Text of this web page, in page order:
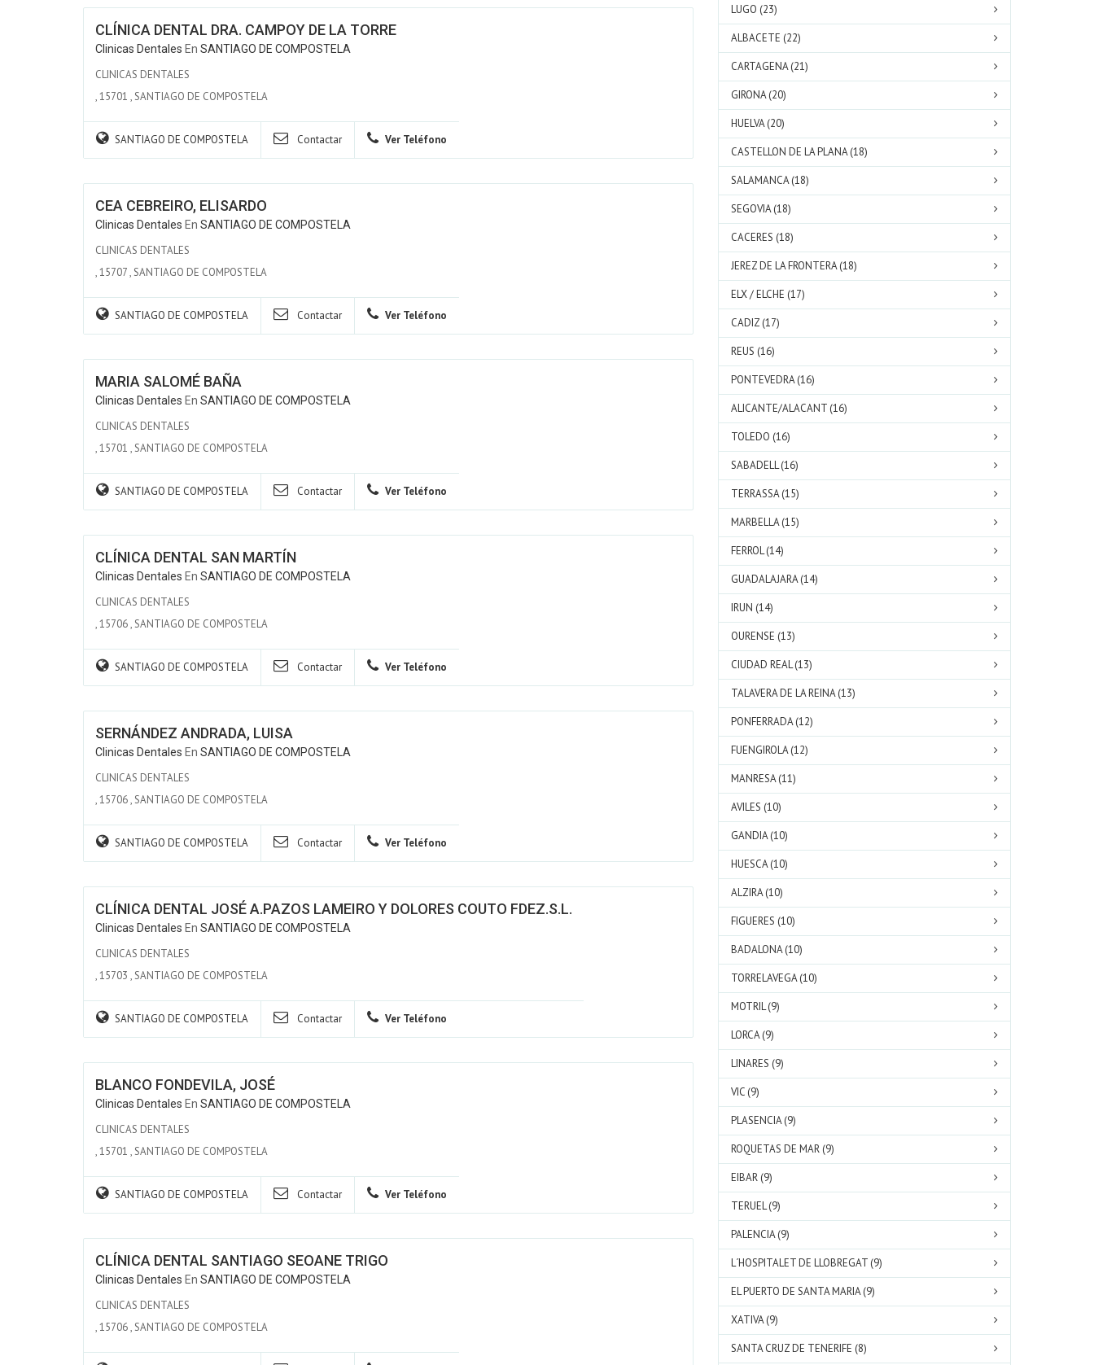
CLÍNICA DENTAL DRA. CAMPOY DE LA TORRE
Clinicas Dentales En SANTIAGO DE COMPOSTELA
CLINICAS DENTALES
,15701 ,SANTIAGO DE COMPOSTELA
SANTIAGO DE COMPOSTELA Contactar Ver Teléfono
CEA CEBREIRO, ELISARDO
Clinicas Dentales En SANTIAGO DE COMPOSTELA
CLINICAS DENTALES
,15707,SANTIAGO DE COMPOSTELA
SANTIAGO DE COMPOSTELA Contactar Ver Teléfono
MARIA SALOMÉ BAÑA
Clinicas Dentales En SANTIAGO DE COMPOSTELA
CLINICAS DENTALES
,15701 ,SANTIAGO DE COMPOSTELA
SANTIAGO DE COMPOSTELA Contactar Ver Teléfono
CLÍNICA DENTAL SAN MARTÍN
Clinicas Dentales En SANTIAGO DE COMPOSTELA
CLINICAS DENTALES
,15706,SANTIAGO DE COMPOSTELA
SANTIAGO DE COMPOSTELA Contactar Ver Teléfono
SERNÁNDEZ ANDRADA, LUISA
Clinicas Dentales En SANTIAGO DE COMPOSTELA
CLINICAS DENTALES
,15706,SANTIAGO DE COMPOSTELA
SANTIAGO DE COMPOSTELA Contactar Ver Teléfono
CLÍNICA DENTAL JOSÉ A.PAZOS LAMEIRO Y DOLORES COUTO FDEZ.S.L.
Clinicas Dentales En SANTIAGO DE COMPOSTELA
CLINICAS DENTALES
,15703 ,SANTIAGO DE COMPOSTELA
SANTIAGO DE COMPOSTELA Contactar Ver Teléfono
BLANCO FONDEVILA, JOSÉ
Clinicas Dentales En SANTIAGO DE COMPOSTELA
CLINICAS DENTALES
,15701 ,SANTIAGO DE COMPOSTELA
SANTIAGO DE COMPOSTELA Contactar Ver Teléfono
CLÍNICA DENTAL SANTIAGO SEOANE TRIGO
Clinicas Dentales En SANTIAGO DE COMPOSTELA
CLINICAS DENTALES
,15706,SANTIAGO DE COMPOSTELA
LUGO (23)
ALBACETE (22)
CARTAGENA (21)
GIRONA (20)
HUELVA (20)
CASTELLON DE LA PLANA (18)
SALAMANCA (18)
SEGOVIA (18)
CACERES (18)
JEREZ DE LA FRONTERA (18)
ELX / ELCHE (17)
CADIZ (17)
REUS (16)
PONTEVEDRA (16)
ALICANTE/ALACANT (16)
TOLEDO (16)
SABADELL (16)
TERRASSA (15)
MARBELLA (15)
FERROL (14)
GUADALAJARA (14)
IRUN (14)
OURENSE (13)
CIUDAD REAL (13)
TALAVERA DE LA REINA (13)
PONFERRADA (12)
FUENGIROLA (12)
MANRESA (11)
AVILES (10)
GANDIA (10)
HUESCA (10)
ALZIRA (10)
FIGUERES (10)
BADALONA (10)
TORRELAVEGA (10)
MOTRIL (9)
LORCA (9)
LINARES (9)
VIC (9)
PLASENCIA (9)
ROQUETAS DE MAR (9)
EIBAR (9)
TERUEL (9)
PALENCIA (9)
L´HOSPITALET DE LLOBREGAT (9)
EL PUERTO DE SANTA MARIA (9)
XATIVA (9)
SANTA CRUZ DE TENERIFE (8)